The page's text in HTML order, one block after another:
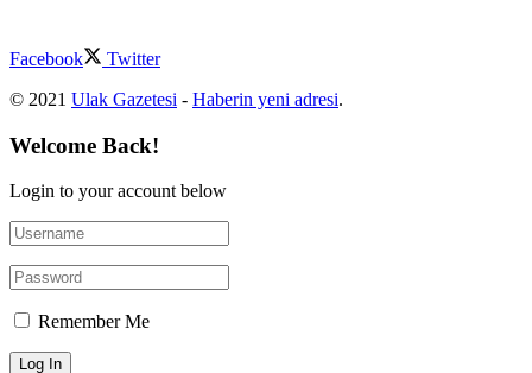
Facebook
Twitter
© 2021 Ulak Gazetesi - Haberin yeni adresi.
Welcome Back!
Login to your account below
Remember Me